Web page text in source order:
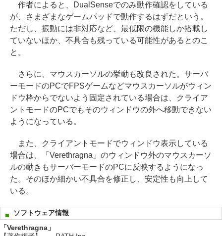
作者によると、DualSenseでのみ動作確認をしている
が、さまざまなゲームパッドで動作するはずだという。
ただし、振動には非対応など、最低限の機能しか搭載し
ていないほか、不具合も残っている可能性があるとのこ
と。
さらに、マウスカーソルの挙動も改良された。サーバ
ーモードのPCでFPSゲームなどマウスカーソルがウィン
ドウ枠からでないよう固定されている場合は、クライア
ントモードのPCでもそのウィンドウの外へ移動できない
ようになっている。
また、クライアントモードでウィンドウ表示している
場合は、「Verethragna」のウィンドウ外のマウスカーソ
ルの動きもサーバーモードのPCに反映するようになっ
た。そのほか細かい不具合を修正し、安定性も向上して
いる。
ソフトウェア情報
「Verethragna」